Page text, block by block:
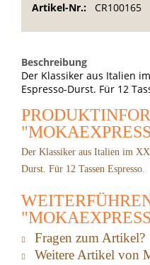
Artikel-Nr.: CR100165
Beschreibung
Der Klassiker aus Italien
Espresso-Durst. Für 12
Der Klassiker aus Italien im
Durst. Für 12 Tassen Espresso.
Fragen zum Artikel?
Weitere Artikel von